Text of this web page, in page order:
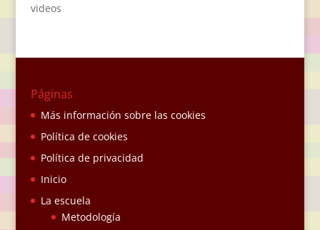
videos
Páginas
Más información sobre las cookies
Política de cookies
Política de privacidad
Inicio
La escuela
Metodología